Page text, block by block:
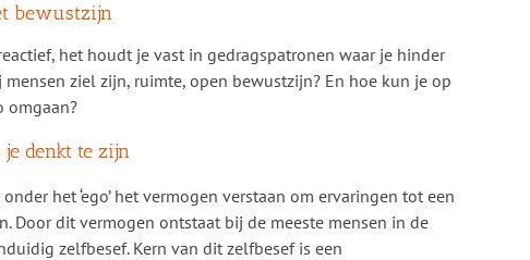
bewustzijn
het houdt je vast in gedragspatronen waar je hinder
ziel zijn, ruimte, open bewustzijn? En hoe kun je op
omgaan?
denkt te zijn
het ‘ego’ het vermogen verstaan om ervaringen tot een
Door dit vermogen ontstaat bij de meeste mensen in de
zelfbesef. Kern van dit zelfbesef is een